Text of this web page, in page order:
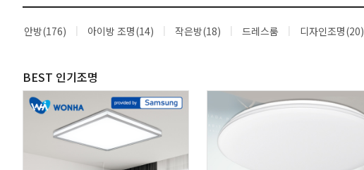
안방(176) 아이방 조명(14) 작은방(18) 드레스룸 디자인조명(20)
BEST 인기조명